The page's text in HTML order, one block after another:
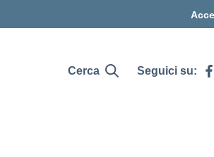
Cerca Seguici su: